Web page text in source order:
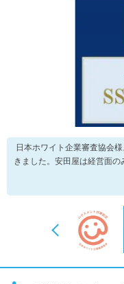
日本ホワイト企業審査協会
きました。安田屋は経営面